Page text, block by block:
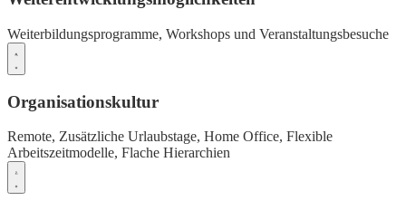
Weiterbildungsprogramme, Workshops und Veranstaltungsbesuche
Organisationskultur
Remote, Zusätzliche Urlaubstage, Home Office, Flexible
Arbeitszeitmodelle, Flache Hierarchien